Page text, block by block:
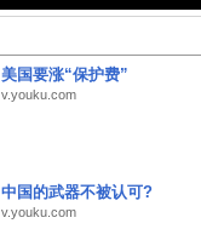
美国要涨“保护费”
v.youku.com
中国的武器不被认可?
v.youku.com